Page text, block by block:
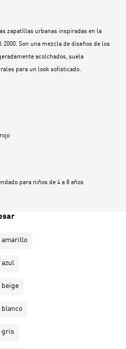
zapatillas urbanas inspiradas en la
Son una mezcla de diseños de los
acolchados, suela
para un look sofisticado.
para niños de 4 a 8 años
amarillo
azul
beige
blanco
gris